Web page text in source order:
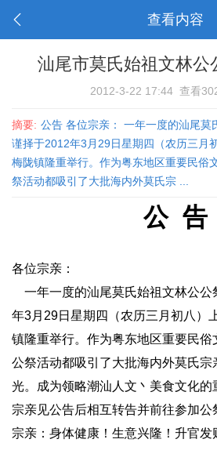
查看内容
汕尾市莫氏始祖文林公
2012-3-22 17:44 查看
摘要: 公告 各位宗亲： 一年一度的汕尾莫
谨择于2012年3月29日星期四（农历三月
梅陇镇隆重举行。作为粤东地区重要民俗
祭活动都吸引了大批海内外莫氏宗 ...
公 告
各位宗亲：
一年一度的汕尾莫氏始祖文林公公
年3月29日星期四（农历三月初八）
镇隆重举行。作为粤东地区重要民俗
公祭活动都吸引了大批海内外莫氏
光。成为领略潮汕人文丶美食文化的
宗亲见公告后相互转告并前往参加
宗亲：身体健康！生意兴隆！升官发